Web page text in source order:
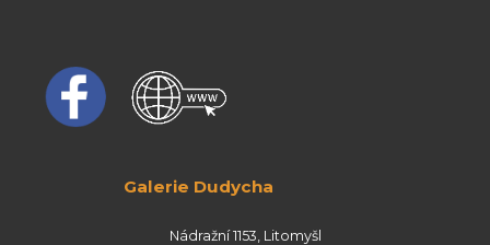
Galerie Dudycha
Nádražní 1153, Litomyšl